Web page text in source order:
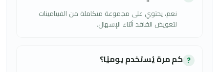
نعم، يحتوي على مجموعة متكاملة من الفيتامينات
لتعويض الفاقد أثناء الإسهال.
? كم مرة يُستخدم يوميًا؟